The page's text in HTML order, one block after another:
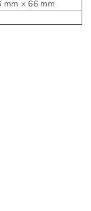
mm × 66 mm